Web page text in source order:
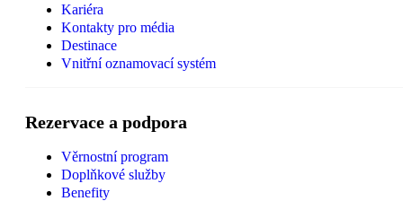
Kariéra
Kontakty pro média
Destinace
Vnitřní oznamovací systém
Rezervace a podpora
Věrnostní program
Doplňkové služby
Benefity